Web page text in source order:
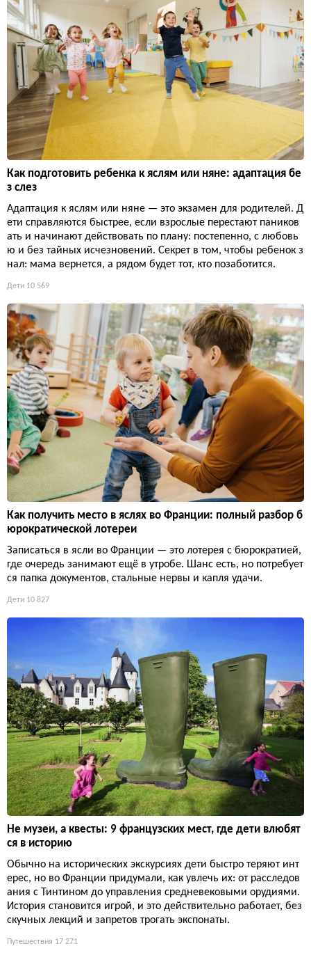
Как подготовить ребенка к яслям или няне: адаптация бе
з слез
Адаптация к яслям или няне — это экзамен для родителей. Д
ети справляются быстрее, если взрослые перестают паников
ать и начинают действовать по плану: постепенно, с любовь
ю и без тайных исчезновений. Секрет в том, чтобы ребенок з
нал: мама вернется, а рядом будет тот, кто позаботится.
Дети 10 569
Как получить место в яслях во Франции: полный разбор б
юрократической лотереи
Записаться в ясли во Франции — это лотерея с бюрократией,
где очередь занимают ещё в утробе. Шанс есть, но потребует
ся папка документов, стальные нервы и капля удачи.
Дети 10 827
Не музеи, а квесты: 9 французских мест, где дети влюбят
ся в историю
Обычно на исторических экскурсиях дети быстро теряют инт
ерес, но во Франции придумали, как увлечь их: от расследов
ания с Тинтином до управления средневековыми орудиями.
История становится игрой, и это действительно работает, без
скучных лекций и запретов трогать экспонаты.
Путешествия 17 271